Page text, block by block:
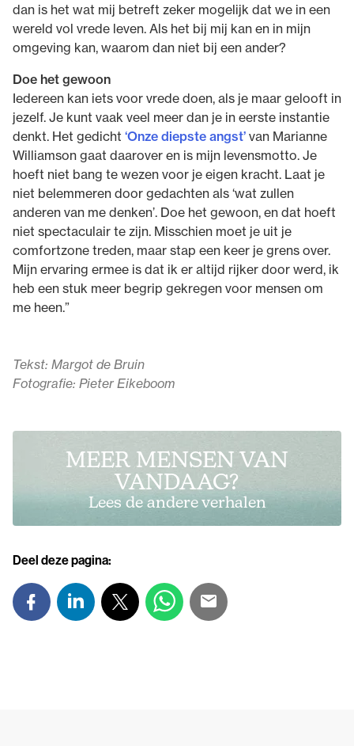
dan is het wat mij betreft zeker mogelijk dat we in een
wereld vol vrede leven. Als het bij mij kan en in mijn
omgeving kan, waarom dan niet bij een ander?
Doe het gewoon
Iedereen kan iets voor vrede doen, als je maar gelooft in
jezelf. Je kunt vaak veel meer dan je in eerste instantie
denkt. Het gedicht ‘Onze diepste angst’ van Marianne
Williamson gaat daarover en is mijn levensmotto. Je
hoeft niet bang te wezen voor je eigen kracht. Laat je
niet belemmeren door gedachten als ‘wat zullen
anderen van me denken’. Doe het gewoon, en dat hoeft
niet spectaculair te zijn. Misschien moet je uit je
comfortzone treden, maar stap een keer je grens over.
Mijn ervaring ermee is dat ik er altijd rijker door werd, ik
heb een stuk meer begrip gekregen voor mensen om
me heen.”
Tekst: Margot de Bruin
Fotografie: Pieter Eikeboom
MEER MENSEN VAN
VANDAAG?
Lees de andere verhalen
Deel deze pagina: